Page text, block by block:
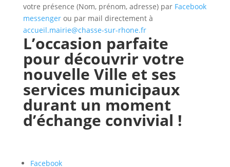
votre présence (Nom, prénom, adresse) par Facebook
messengerou par mail directement à
accueil.mairie@chasse-sur-rhone.fr
L’occasion parfaite
pour découvrir votre
nouvelle Ville et ses
services municipaux
durant un moment
d’échange convivial !
Partager
Facebook